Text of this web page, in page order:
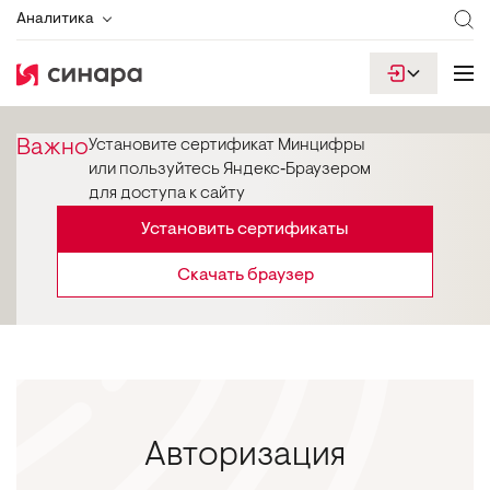
Аналитика
ВажноУстановите сертификат Минцифры
или пользуйтесь Яндекс‑Браузером
для доступа к сайту
Установить сертификаты
Скачать браузер
Авторизация